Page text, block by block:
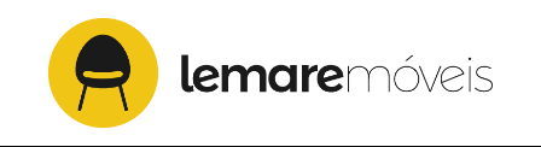
conteúdo